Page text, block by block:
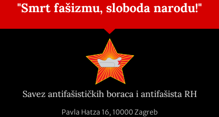
"Smrt fašizmu, sloboda narodu!"
Savez antifašističkih boraca i antifašista RH
Pavla Hatza 16, 10000 Zagreb